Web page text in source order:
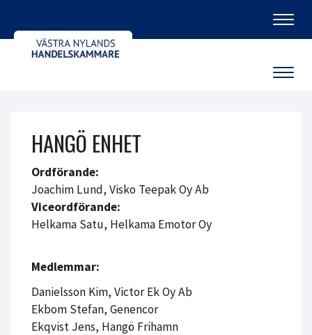
HANGÖ ENHET
Ordförande:
Joachim Lund, Visko Teepak Oy Ab
Viceordförande:
Helkama Satu, Helkama Emotor Oy
Medlemmar:
Danielsson Kim, Victor Ek Oy Ab
Ekbom Stefan, Genencor
Ekqvist Jens, Hangö Frihamn